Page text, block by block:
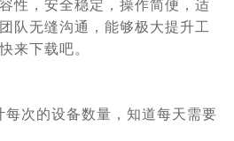
性，安全稳定，操作简便，适
队无缝沟通，能够极大提升工
来下载吧。
每次的设备数量，知道每天需要